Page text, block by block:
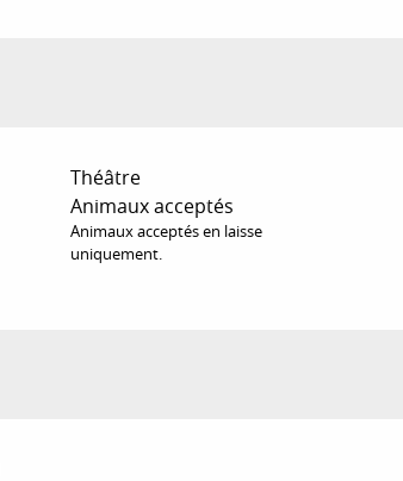
Théâtre
Animaux acceptés
Animaux acceptés en laisse
uniquement.